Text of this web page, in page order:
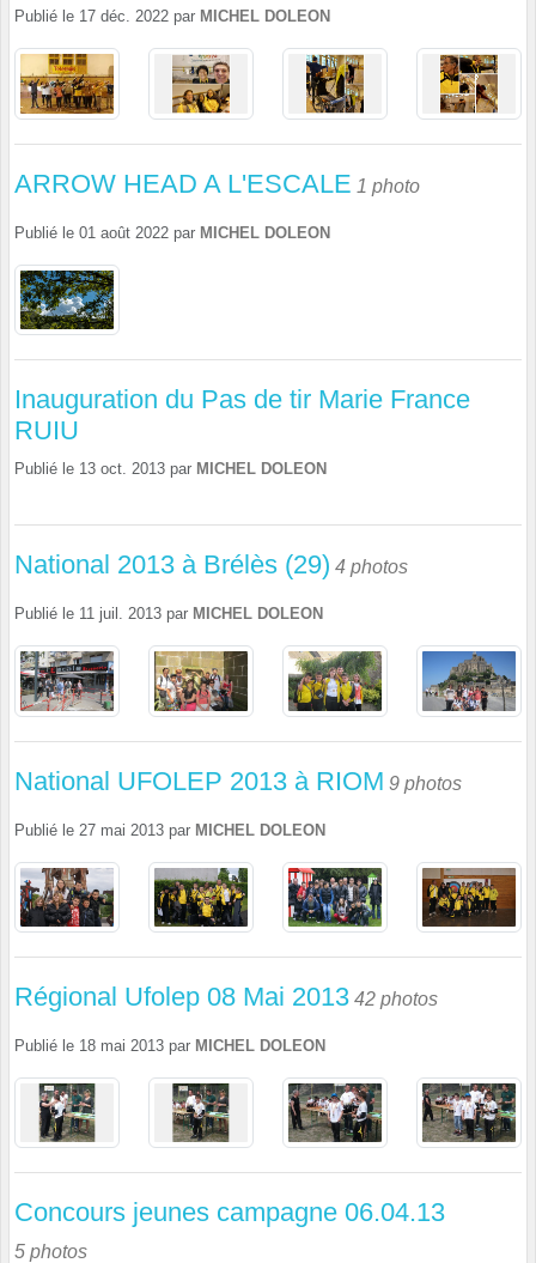
Publié le 17 déc. 2022 par MICHEL DOLEON
ARROW HEAD A L'ESCALE 1 photo
Publié le 01 août 2022 par MICHEL DOLEON
Inauguration du Pas de tir Marie France
RUIU
Publié le 13 oct. 2013 par MICHEL DOLEON
National 2013 à Brélès (29) 4 photos
Publié le 11 juil. 2013 par MICHEL DOLEON
National UFOLEP 2013 à RIOM 9 photos
Publié le 27 mai 2013 par MICHEL DOLEON
Régional Ufolep 08 Mai 2013 42 photos
Publié le 18 mai 2013 par MICHEL DOLEON
Concours jeunes campagne 06.04.13
5 photos